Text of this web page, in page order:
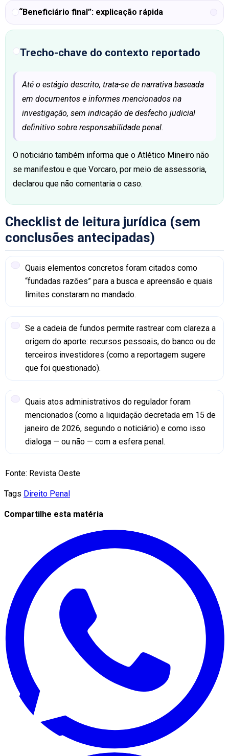
“Beneficiário final”: explicação rápida
Trecho-chave do contexto reportado
Até o estágio descrito, trata-se de narrativa baseada
em documentos e informes mencionados na
investigação, sem indicação de desfecho judicial
definitivo sobre responsabilidade penal.
O noticiário também informa que o Atlético Mineiro não
se manifestou e que Vorcaro, por meio de assessoria,
declarou que não comentaria o caso.
Checklist de leitura jurídica (sem
conclusões antecipadas)
Quais elementos concretos foram citados como
“fundadas razões” para a busca e apreensão e quais
limites constaram no mandado.
Se a cadeia de fundos permite rastrear com clareza a
origem do aporte: recursos pessoais, do banco ou de
terceiros investidores (como a reportagem sugere
que foi questionado).
Quais atos administrativos do regulador foram
mencionados (como a liquidação decretada em 15 de
janeiro de 2026, segundo o noticiário) e como isso
dialoga — ou não — com a esfera penal.
Fonte: Revista Oeste
Tags Direito Penal
Compartilhe esta matéria